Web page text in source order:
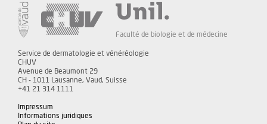
Faculté de biologie et de médecine
Service de dermatologie et vénéréologie
CHUV
Avenue de Beaumont 29
CH - 1011 Lausanne, Vaud, Suisse
+41 21 314 1111
Impressum
Informations juridiques